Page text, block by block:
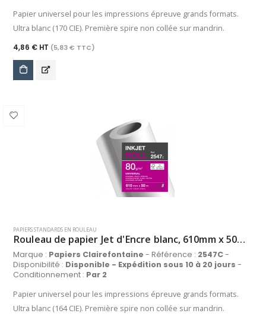
Papier universel pour les impressions épreuve grands formats.
Ultra blanc (170 CIE). Première spire non collée sur mandrin.
4,86 € HT (5,83 € TTC)
PAPIERS STANDARDS EN ROULEAU
Rouleau de papier Jet d'Encre blanc, 610mm x 50m, 80 g/m²
Marque : Papiers Clairefontaine - Référence : 2547C-
Disponibilité : Disponible - Expédition sous 10 à 20 jours -
Conditionnement : Par 2
Papier universel pour les impressions épreuve grands formats.
Ultra blanc (164 CIE). Première spire non collée sur mandrin.